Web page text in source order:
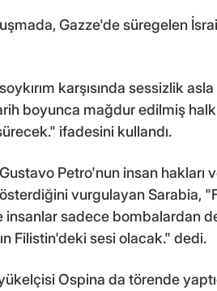
Gazze'de süregelen İsrail
karşısında sessizlik
boyunca mağdur edilmiş
ifadesini kullandı.
Petro'nun insan hakları
vurgulayan Sarabia,
insanlar sadece bombalardan
Filistin'deki sesi olacak." dedi.
Ospina da törende